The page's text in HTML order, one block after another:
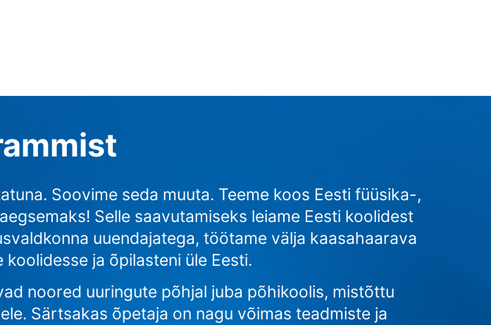
Soovime seda muuta. Teeme koos Eesti füüsika-,
Selle saavutamiseks leiame Eesti koolidest
uuendajatega, töötame välja kaasahaarava
ja õpilasteni üle Eesti.
noored uuringute põhjal juba põhikoolis, mistõttu
Särtsakas õpetaja on nagu võimas teadmiste ja